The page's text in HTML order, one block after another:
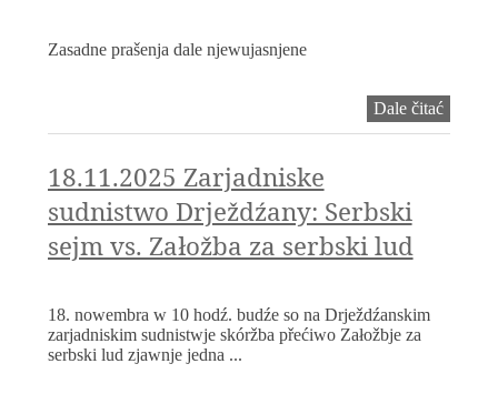
Zasadne prašenja dale njewujasnjene
Dale čitać
18.11.2025 Zarjadniske
sudnistwo Drježdźany: Serbski
sejm vs. Załožba za serbski lud
18. nowembra w 10 hodź. budźe so na Drježdźanskim
zarjadniskim sudnistwje skóržba přećiwo Załožbje za
serbski lud zjawnje jedna ...